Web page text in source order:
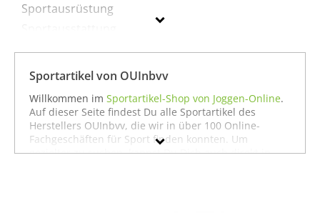
Sportausrüstung
Sportbekleidung
OUInbvv
Geschlecht
Preis
Sportartikel von OUInbvv
Willkommen im Sportartikel-Shop von Joggen-Online.
Auf dieser Seite findest Du alle Sportartikel des
Herstellers OUInbvv, die wir in über 100 Online-
Fachgeschäften für Sport finden konnten. Um
gezielter zu suchen, kannst Du Dich auch direkt in